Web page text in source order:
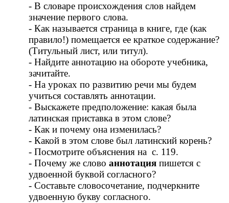
- В словаре происхождения слов найдем
значение первого слова.
- Как называется страница в книге, где (как
правило!) помещается ее краткое содержание?
(Титульный лист, или титул).
- Найдите аннотацию на обороте учебника,
зачитайте.
- На уроках по развитию речи мы будем
учиться составлять аннотации.
- Выскажете предположение: какая была
латинская приставка в этом слове?
- Как и почему она изменилась?
- Какой в этом слове был латинский корень?
- Посмотрите объяснения на с. 119.
- Почему же слово аннотация пишется с
удвоенной буквой согласного?
- Составьте словосочетание, подчеркните
удвоенную букву согласного.